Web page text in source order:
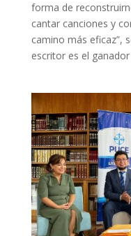
forma de
cantar canciones y
camino más eficaz”,
escritor es el